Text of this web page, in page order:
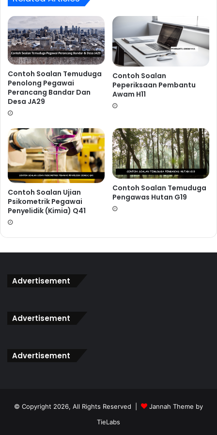
5.Over Confident! Terlalu yakin!.
dilakukan oleh calon-calon yang mempunyai keputusan
akademik yang cemerlang.
Ingin Dapatkan Rujukan
Temuduga Pegawai Antidadah S41
???
Peluang untuk mendapat panggilan
Contoh Soalan Temuduga
Penolong Pegawai
Perancang Bandar Dan
Desa JA29
Contoh Soalan
Peperiksaan Pembantu
Awam H11
Contoh Soalan Ujian
Psikometrik Pegawai
Penyelidik (Kimia) Q41
Contoh Soalan Temuduga
Pengawas Hutan G19
Advertisement
Advertisement
Advertisement
© Copyright 2026, All Rights Reserved |
Jannah Theme by
TieLabs